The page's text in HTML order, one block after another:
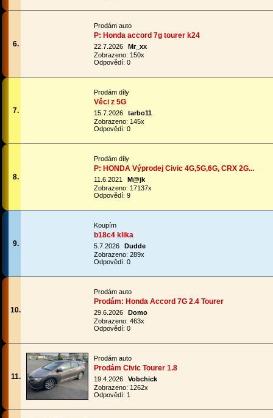
6.
Prodám auto
P: Honda accord 7g tourer k24
22.7.2026
Mr_xx
Zobrazeno: 150x
Odpovědí: 0
7.
Prodám díly
Věci z 5G
15.7.2026
tarbo11
Zobrazeno: 145x
Odpovědí: 0
8.
Prodám díly
P: HONDA Výprodej Civic 4G,5G,6G, CRX 2G...
11.6.2021
M@jk
Zobrazeno: 17137x
Odpovědí: 9
9.
Koupím
b18c4 klika
5.7.2026
Dudde
Zobrazeno: 289x
Odpovědí: 0
10.
Prodám auto
Prodám: Honda Accord 7G 2.4 Tourer
29.6.2026
Domo
Zobrazeno: 463x
Odpovědí: 0
11.
Prodám auto
Prodám Civic Tourer 1.8
19.4.2026
Vobchick
Zobrazeno: 1262x
Odpovědí: 1